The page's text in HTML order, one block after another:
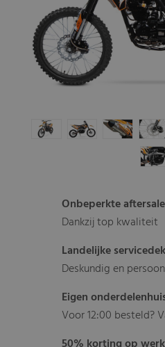
Onbeperkte
Dankzij top kwaliteit
Landelijke
Deskundig en
Eigen
Voor 12:00 besteld?